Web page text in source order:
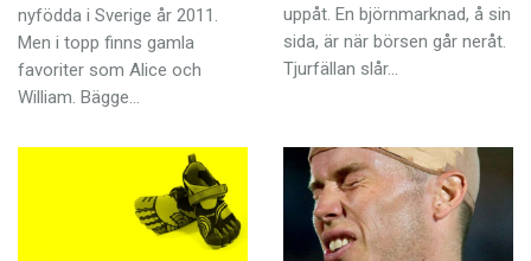
nyfödda i Sverige år 2011.
Men i topp finns gamla
favoriter som Alice och
William. Bägge…
uppåt. En björnmarknad, å sin
sida, är när börsen går neråt.
Tjurfällan slår…